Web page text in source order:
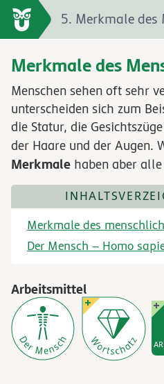
Merkmale des
Menschen sehen oft sehr
unterscheiden sich zum
die Statur, die
der Haare und der Augen.
Merkmale haben aber alle
Merkmale des
Der Mensch – Homo
Arbeitsmittel
5. Merkmale des